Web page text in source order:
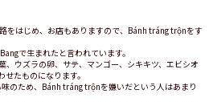
をはじめ、お店もありますので、Bánh tráng trộnをす
で生まれたと言われています。
、ウズラの卵、サテ、マンゴー、シキキツ、エビシオ
たものになります。
のため、Bánh tráng trộnを嫌いだという人はあまり